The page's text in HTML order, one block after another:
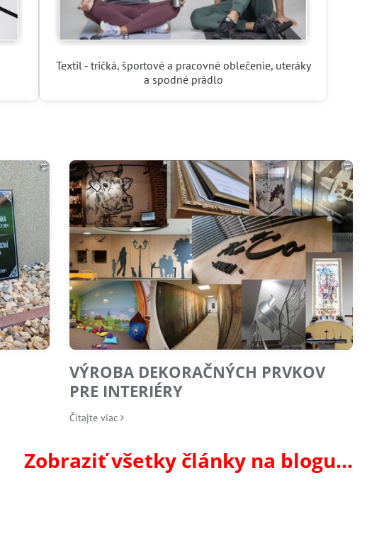
Textil - tričká, športové a pracovné oblečenie, uteráky
a spodné prádlo
VÝROBA DEKORAČNÝCH PRVKOV
PRE INTERIÉRY
Čítajte viac
Zobraziť všetky články na blogu...